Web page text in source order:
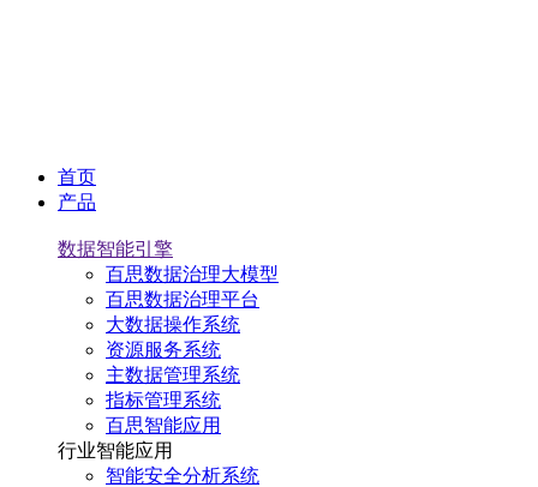
首页
产品
数据智能引擎
百思数据治理大模型
百思数据治理平台
大数据操作系统
资源服务系统
主数据管理系统
指标管理系统
百思智能应用
行业智能应用
智能安全分析系统